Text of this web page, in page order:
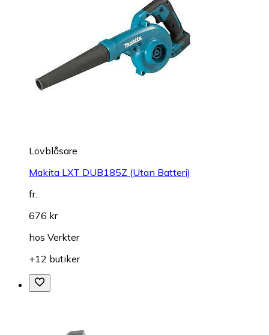
Lövblåsare
Makita LXT DUB185Z (Utan Batteri)
fr.
676 kr
hos Verkter
+12 butiker